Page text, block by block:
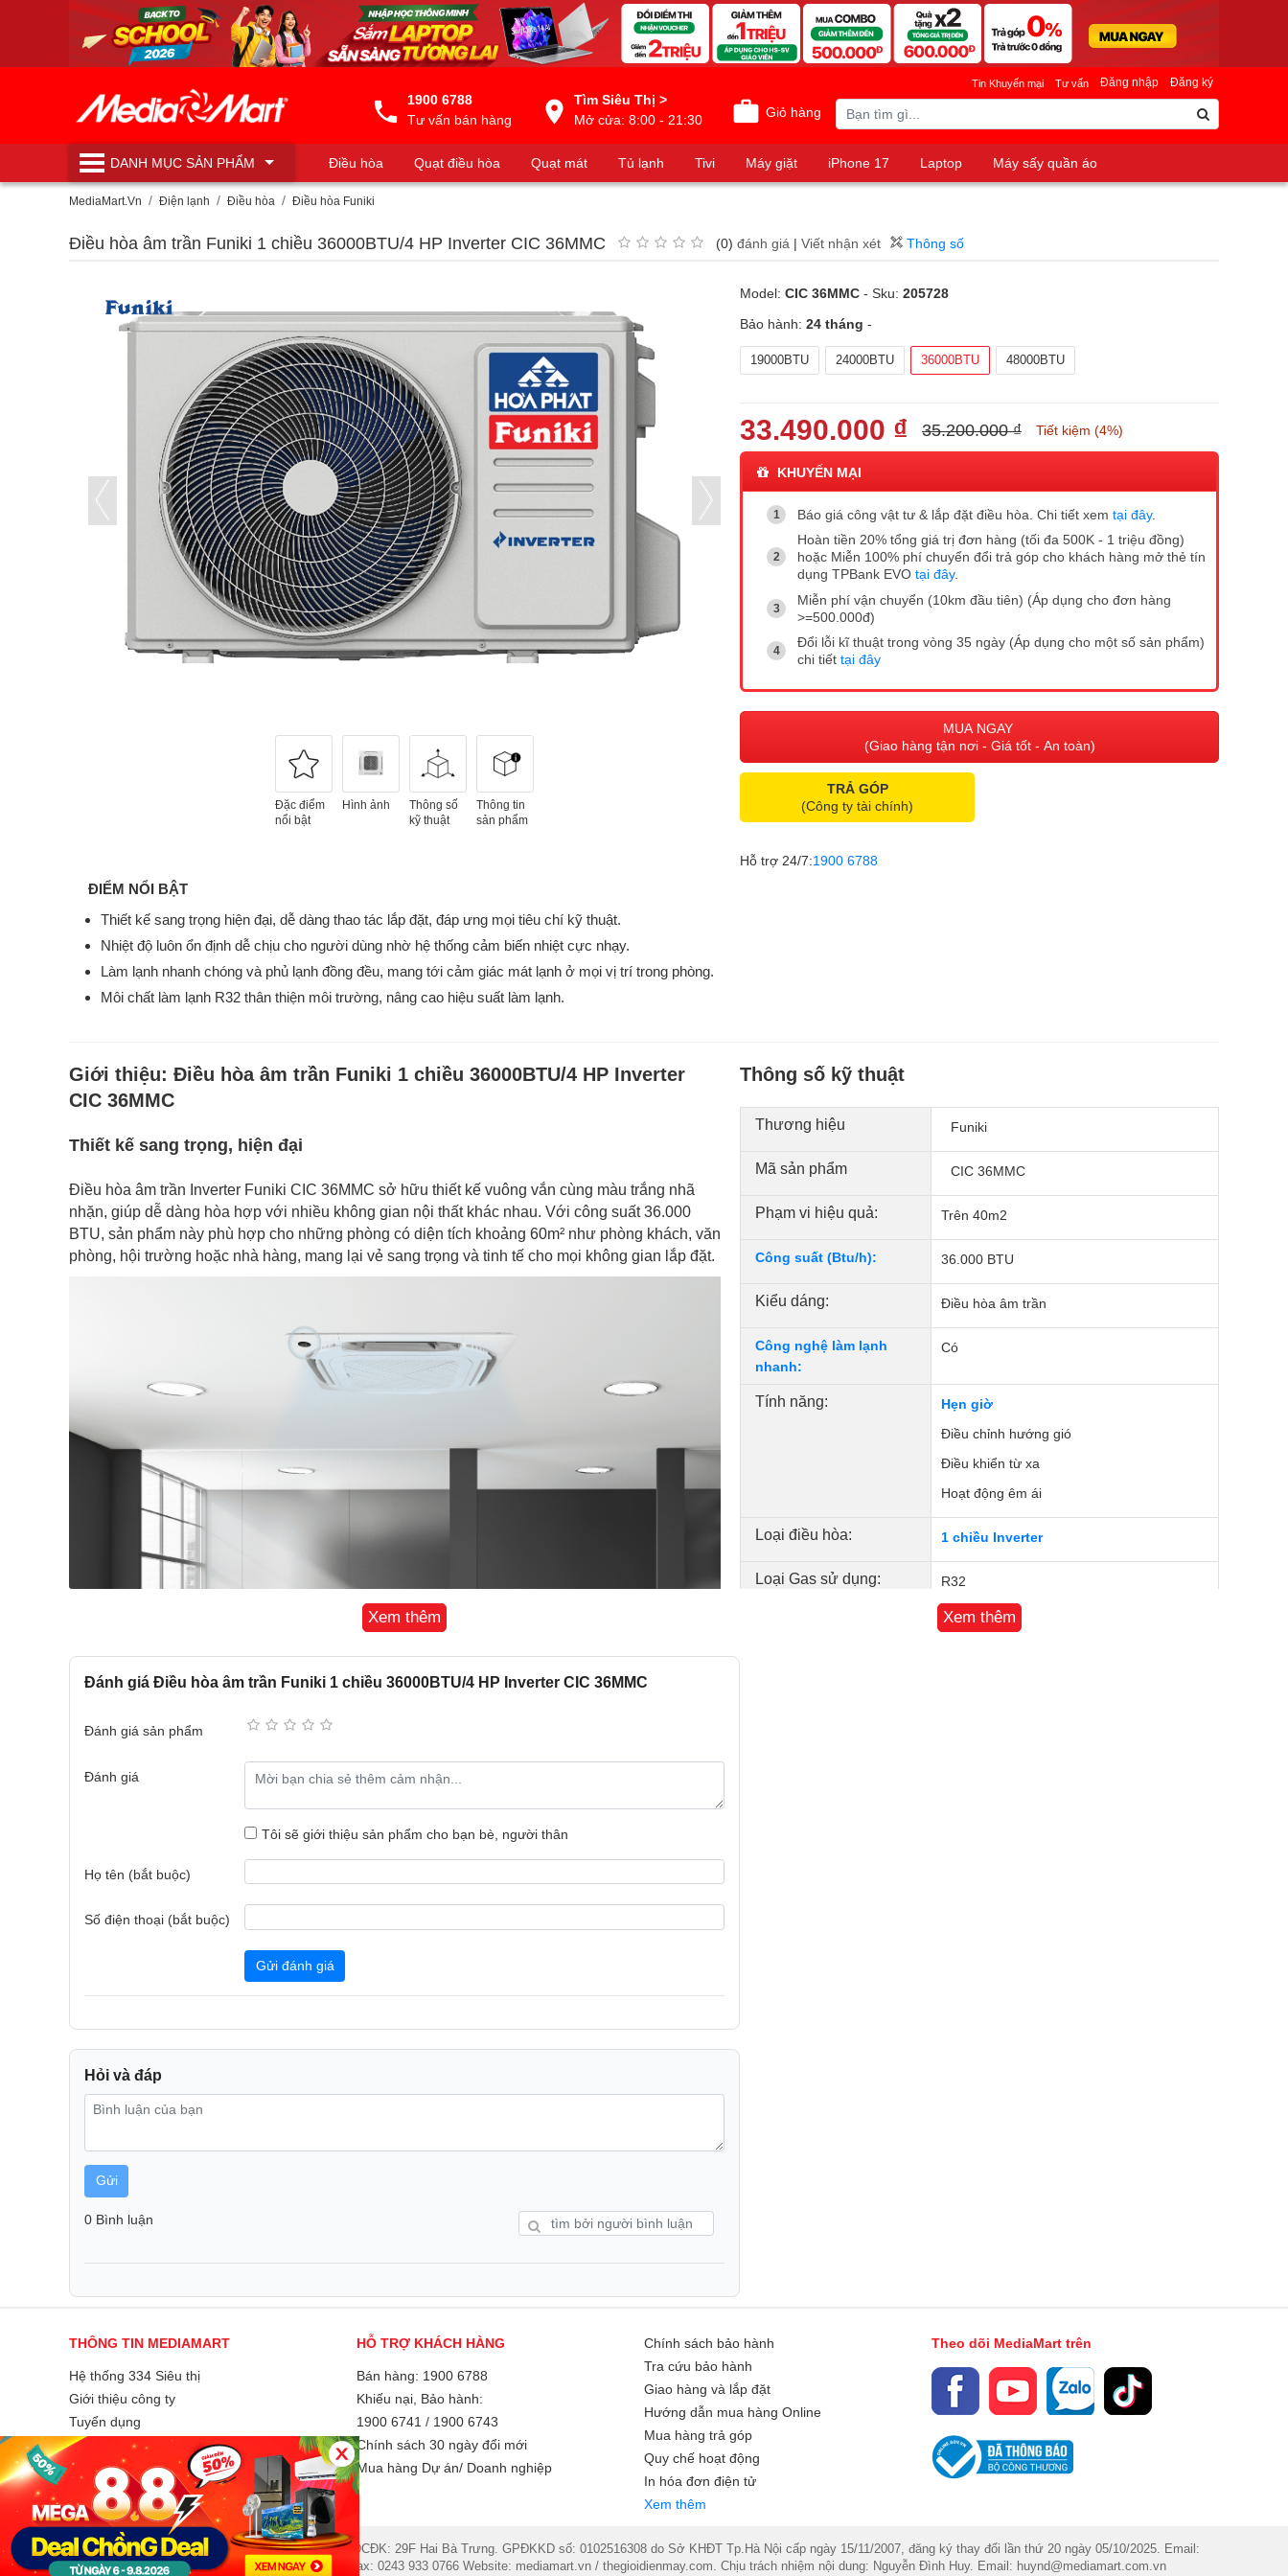
1900 6788
Tư vấn bán hàng
Tìm Siêu Thị >
Mở cửa: 8:00 - 21:30
Giỏ hàng
Đăng nhập Đăng ký
Tin Khuyến mại Tư vấn
DANH MỤCSẢN PHẨM Điều hòa Quạt điều hòa Quạt mát Tủ lạnh Tivi Máy giặt iPhone 17 Laptop
Máy sấy quần áo
Máy lọc nước
MediaMart.Vn Điện lạnh Điều hòa Điều hòa Funiki
Điều hòa âm trần Funiki 1 chiều 36000BTU/4 HP Inverter CIC 36MMC (0) đánh giá | Viết nhận xét Thông số
Đặc điểm
nổi bật
Hình ảnh
Thông số
kỹ thuật
Thông tin
sản phẩm
ĐIỂM NỔI BẬT
Thiết kế sang trọng hiện đại, dễ dàng thao tác lắp đặt, đáp ưng mọi tiêu chí kỹ thuật.
Nhiệt độ luôn ổn định dễ chịu cho người dùng nhờ hệ thống cảm biến nhiệt cực nhạy.
Làm lạnh nhanh chóng và phủ lạnh đồng đều, mang tới cảm giác mát lạnh ở mọi vị trí trong phòng.
Môi chất làm lạnh R32 thân thiện môi trường, nâng cao hiệu suất làm lạnh.
Model: CIC 36MMC - Sku: 205728
Bảo hành: 24 tháng -
19000BTU 24000BTU 36000BTU 48000BTU
33.490.000 ₫ 35.200.000 ₫ Tiết kiệm (4%)
KHUYẾN MẠI
Báo giá công vật tư & lắp đặt điều hòa. Chi tiết xem tại đây.
Hoàn tiền 20% tổng giá trị đơn hàng (tối đa 500K - 1 triệu đồng)
hoặc Miễn 100% phí chuyển đổi trả góp cho khách hàng mở thẻ tín
dụng TPBank EVO tại đây.
Miễn phí vận chuyển (10km đầu tiên) (Áp dụng cho đơn hàng
>=500.000đ)
Đổi lỗi kĩ thuật trong vòng 35 ngày (Áp dụng cho một số sản phẩm)
chi tiết tại đây
MUA NGAY
(Giao hàng tận nơi - Giá tốt - An toàn)
TRẢ GÓP
(Công ty tài chính)
Hỗ trợ 24/7:1900 6788
Giới thiệu: Điều hòa âm trần Funiki 1 chiều 36000BTU/4 HP Inverter
CIC 36MMC
Thiết kế sang trọng, hiện đại
Điều hòa âm trần Inverter Funiki CIC 36MMC sở hữu thiết kế vuông vắn cùng màu trắng nhã
nhặn, giúp dễ dàng hòa hợp với nhiều không gian nội thất khác nhau. Với công suất 36.000
BTU, sản phẩm này phù hợp cho những phòng có diện tích khoảng 60m² như phòng khách, văn
phòng, hội trường hoặc nhà hàng, mang lại vẻ sang trọng và tinh tế cho mọi không gian lắp đặt.
Luồng gió 360 độ làm mát nhanh chóng
Funiki CIC 36MMC có thiết kế luồng gió 360 độ cùng với khả năng đảo cánh tự động, giúp
không khí mát lạnh lan tỏa đều khắp phòng. Chỉ trong vòng 10 phút sau khi bật, điều hòa có thể
tạo cảm giác mát mẻ, dễ chịu cho người dùng nhờ tính năng này.
Xem thêm
Đánh giá Điều hòa âm trần Funiki 1 chiều 36000BTU/4 HP Inverter CIC 36MMC
Đánh giá sản phẩm
Đánh giá
Tôi sẽ giới thiệu sản phẩm cho bạn bè, người thân
Họ tên (bắt buộc)
Số điện thoại (bắt buộc)
Gửi đánh giá
Hỏi và đáp
Gửi
0 Bình luận
Thông số kỹ thuật
Thương hiệu Funiki
Mã sản phẩm CIC 36MMC
Phạm vi hiệu quả: Trên 40m2
Công suất (Btu/h): 36.000 BTU
Kiểu dáng: Điều hòa âm trần
Công nghệ làm lạnh
nhanh:
Có
Tính năng:
Hẹn giờ
Điều chỉnh hướng gió
Điều khiển từ xa
Hoạt động êm ái
Loại điều hòa: 1 chiều Inverter
Loại Gas sử dụng: R32
24 tháng
Xem thêm
THÔNG TIN MEDIAMART
Hệ thống 334 Siêu thị
Giới thiệu công ty
Tuyển dụng
Liên hệ và góp ý
Phương thức thanh toán
HỖ TRỢ KHÁCH HÀNG
Bán hàng: 1900 6788
Khiếu nại, Bảo hành:
1900 6741 / 1900 6743
Chính sách 30 ngày đổi mới
Mua hàng Dự án/ Doanh nghiệp
Chính sách bảo hành
Tra cứu bảo hành
Giao hàng và lắp đặt
Hướng dẫn mua hàng Online
Mua hàng trả góp
Quy chế hoạt động
In hóa đơn điện tử
Xem thêm
Theo dõi MediaMart trên
© 2007 Công ty Cổ phần MEDIAMART Việt Nam - ĐCĐK: 29F Hai Bà Trưng. GPĐKKD số: 0102516308 do Sở KHĐT Tp.Hà Nội cấp ngày 15/11/2007, đăng ký thay đổi lần thứ 20 ngày 05/10/2025. Email:
hotro@mediamart.com.vn. Điện thoại: 1900 6741. Fax: 0243 933 0766 Website: mediamart.vn / thegioidienmay.com. Chịu trách nhiệm nội dung: Nguyễn Đình Huy. Email: huynd@mediamart.com.vn